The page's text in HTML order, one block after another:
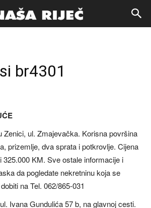
br4301
Zenici, ul. Zmajevačka. Korisna površina
prizemlje, dva sprata i potkrovlje. Cijena
325.000 KM. Sve ostale informacije i
da pogledate nekretninu koja se
na Tel. 062/865-031
Ivana Gundulića 57 b, na glavnoj cesti.